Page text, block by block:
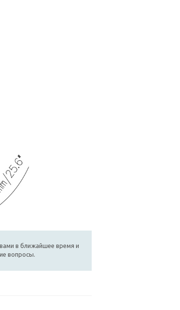
в ближайшее время и
вопросы.